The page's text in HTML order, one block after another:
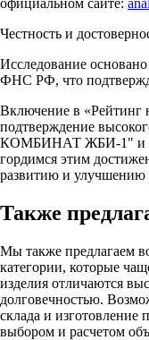
Честность и
Исследование
ФНС РФ, что
Включение в «Рейтинг
подтверждение
КОМБИНАТ ЖБИ-1" и
гордимся этим
развитию и улучшению
Также
Мы также предлагаем
категории, которые
изделия отличаются
долговечностью.
склада и изготовление
выбором и расчетом